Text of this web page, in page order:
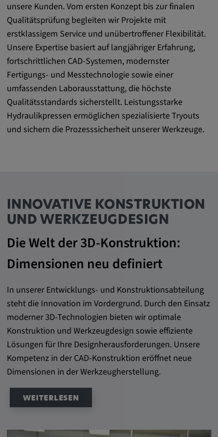
unsere Kunden. Vom ersten Konzept bis zur finalen
Qualitätsprüfung begleiten wir Projekte mit
erstklassigem Service und unübertroffener Flexibilität.
Unsere Expertise basiert auf langjähriger Erfahrung,
fortschrittlichen CAD-Systemen, modernster
Fertigungs- und Messtechnologie sowie einer
umfassenden Laborausstattung, die höchste
Qualitätsstandards sicherstellt. Leistungsstarke
Hydraulikpressen ermöglichen spezialisierte Tryouts
und sichern die Prozesssicherheit unserer Werkzeuge.
INNOVATIVE KONSTRUKTION
UND WERKZEUGDESIGN
Die Welt der 3D-Konstruktion:
Dimensionen neu definiert
In unserer Entwicklungs- und Konstruktionsabteilung
steht die Innovation im Vordergrund. Durch den Einsatz
moderner 3D-Technologien bieten wir optimale
Konstruktion und Werkzeugdesign sowie effiziente
Lösungen für Ihre Designherausforderungen. Unsere
Kompetenz in der CAD-Konstruktion eröffnet neue
Dimensionen in der Werkzeugherstellung.
WEITERLESEN
Name:
Zweck:
Dieses Cookie speichert die
benutzerspezifischen Cookie-Einstellungen
Cookie Laufzeit:
1 Jahr
Externe Medien
Name:
DV, SOCS, NID, AEC, CONSENT, OGPC
Anbieter:
google.com
Mit diesen Cookie werden die Präferenzen
und sonstige Informationen des Nutzers
Cookie Laufzeit:
3 Tage
Youtube
VISITOR_INFO1_LIVE, YSC, CONSENT,
yt.innertube::nextId, yt.innertube::requests,
connected-devices, yt-remote-device-id, yt-